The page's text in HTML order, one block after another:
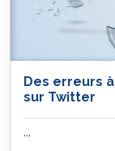
Des erreurs
sur Twitter
...